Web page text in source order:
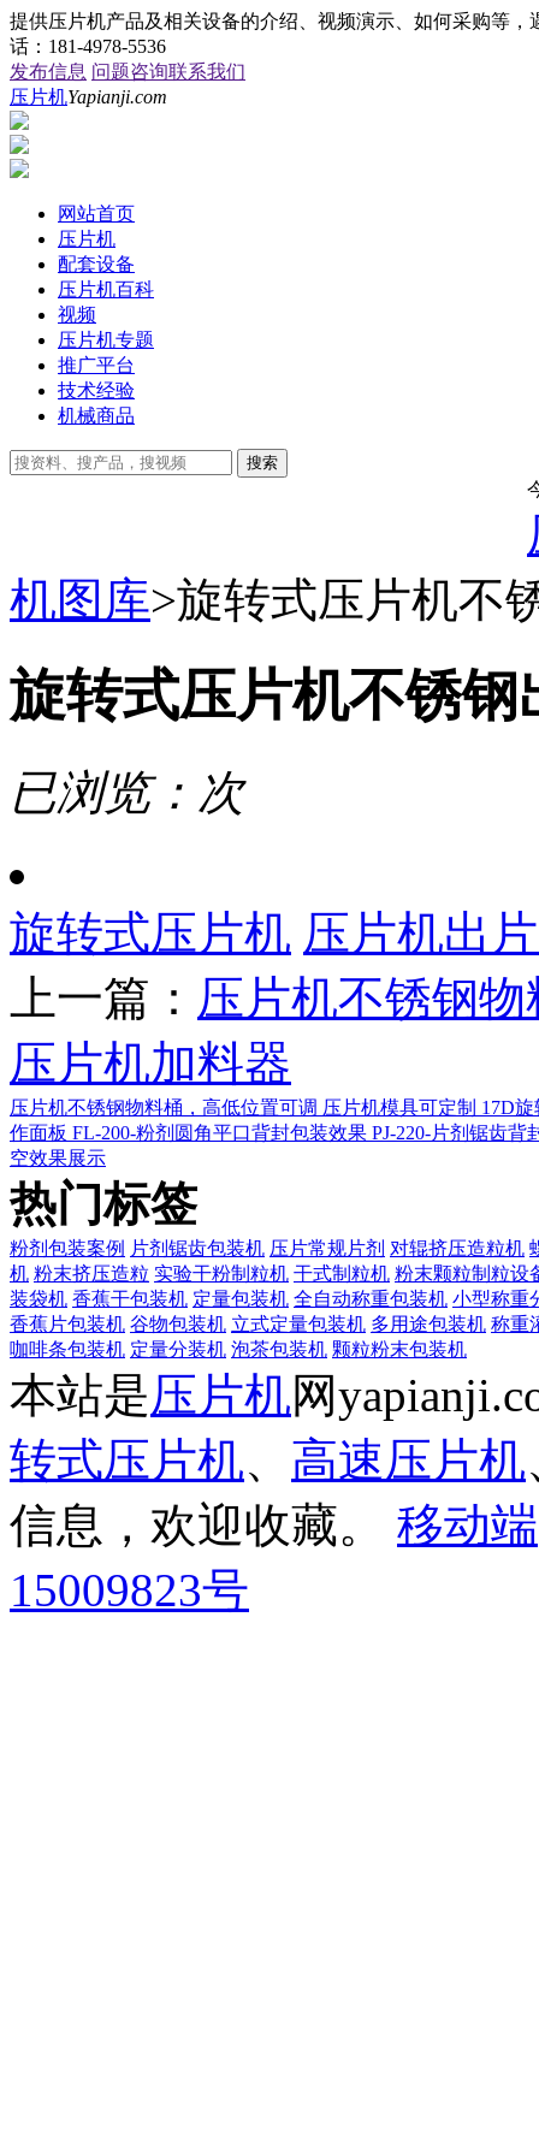
提供压片机产品及相关设备的介绍、视频演示、如何采购等
话：181-4978-5536
发布信息 问题咨询联系我们
压片机Yapianji.com
网站首页
压片机
配套设备
压片机百科
视频
压片机专题
推广平台
技术经验
机械商品
机图库>旋转式压片机不
旋转式压片机不锈钢
已浏览： 次
旋转式压片机 压片机出
上一篇： 压片机不锈钢
压片机加料器
压片机不锈钢物料桶，高低位置可调 压片机模具可定制 17D
作面板 FL-200-粉剂圆角平口背封包装效果 PJ-220-片剂锯齿背
空效果展示
热门标签
粉剂包装案例 片剂锯齿包装机 压片常规片剂 对辊挤压造粒机
机 粉末挤压造粒 实验干粉制粒机 干式制粒机 粉末颗粒制粒设
装袋机 香蕉干包装机 定量包装机 全自动称重包装机 小型称重
香蕉片包装机 谷物包装机 立式定量包装机 多用途包装机 称重
咖啡条包装机 定量分装机 泡茶包装机 颗粒粉末包装机
本站是压片机网
转式压片机、 高速压片机
信息，欢迎收藏。 移动端
15009823号